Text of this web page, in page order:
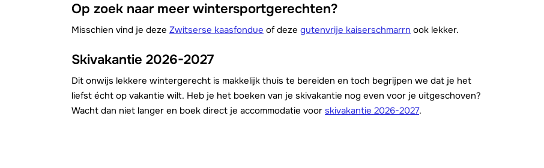
Op zoek naar meer wintersportgerechten?
Misschien vind je deze Zwitserse kaasfondue of deze gutenvrije kaiserschmarrn ook lekker.
Skivakantie 2026-2027
Dit onwijs lekkere wintergerecht is makkelijk thuis te bereiden en toch begrijpen we dat je het
liefst écht op vakantie wilt. Heb je het boeken van je skivakantie nog even voor je uitgeschoven?
Wacht dan niet langer en boek direct je accommodatie voor skivakantie 2026-2027.